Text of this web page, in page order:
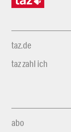
taz.de
taz zahl ich
abo